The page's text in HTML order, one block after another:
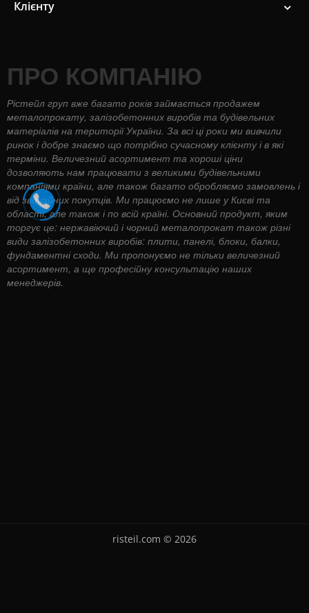
Клієнту
ПРО КОМПАНІЮ
Рістейл груп вже багато років займається продажем
металопрокату, залізобетонних виробів та будівельних
матеріалів на території України. За всі ці роки ми вивчили
ринок і добре знаємо що потрібно сучасному клієнту і в які
терміни. Величезний асортимент та хороші ціни
дозволяють нам працювати з великими будівельними
компаніями країни, але також багато обробляємо замовлень і
від звичайних покупців. Ми працюємо не лише у Києві та
області, але також і по всій країні. Основний продукт, яким
торгує це: нержавіючий і чорний металопрокат також різні
види залізобетонних виробів: плити, панелі, блоки, балки,
фундаментні сходи. Ми пропонуємо не тільки величезний
асортимент, а ще професійну консультацію наших
менеджерів.
risteil.com © 2026